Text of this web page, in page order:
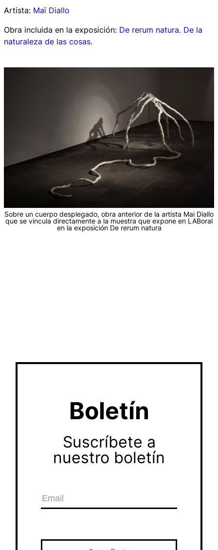
Artista: Maï Diallo
Obra incluida en la exposición: De rerum natura. De la
naturaleza de las cosas.
Sobre un cuerpo desplegado, obra anterior de la artista Mai Diallo
que se vincula directamente a la muestra que expone en LABoral
en la exposición De rerum natura
Boletín
Suscríbete a
nuestro boletín